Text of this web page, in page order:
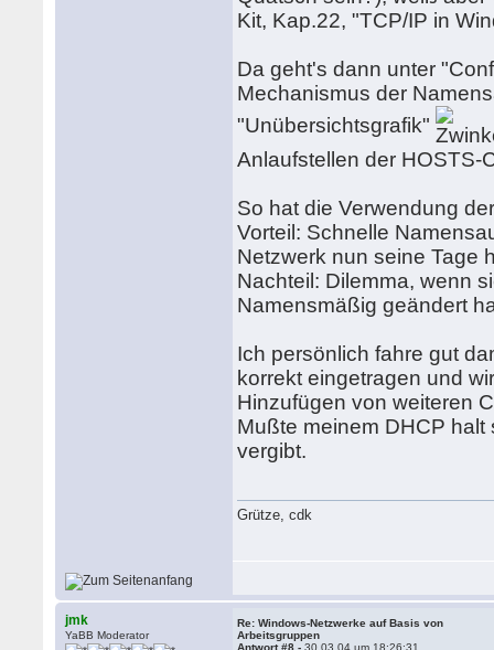
Kit, Kap.22, "TCP/IP in
Da geht's dann unter
Mechanismus der
"Unübersichtsgrafik"
Anlaufstellen der HOSTS-
So hat die Verwendung
Vorteil: Schnelle
Netzwerk nun seine Tage
Nachteil: Dilemma, wenn
Namensmäßig geändert
Ich persönlich fahre gut
korrekt eingetragen und
Hinzufügen von weiteren
Mußte meinem DHCP
vergibt.
Grütze, cdk
jmk
YaBB Moderator
Re: Windows-Netzwerke auf Basis von
Arbeitsgruppen
Antwort #8 -30.03.04 um 18:26:31